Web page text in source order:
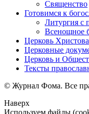
Священство
Готовимся к
Литургия с
Всенощное
Церковь Христова
Церковные
Церковь и
Тексты
© Журнал Фома. Все
Наверх